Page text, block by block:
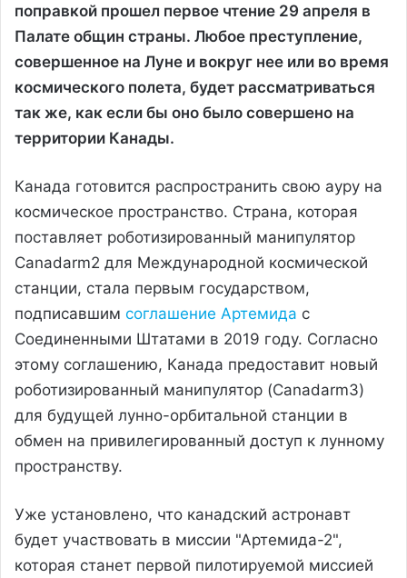
поправкой прошел первое чтение 29 апреля в
Палате общин страны. Любое преступление,
совершенное на Луне и вокруг нее или во время
космического полета, будет рассматриваться
так же, как если бы оно было совершено на
территории Канады.
Канада готовится распространить свою ауру на
космическое пространство. Страна, которая
поставляет роботизированный манипулятор
Canadarm2 для Международной космической
станции, стала первым государством,
подписавшим соглашение Артемида с
Соединенными Штатами в 2019 году. Согласно
этому соглашению, Канада предоставит новый
роботизированный манипулятор (Canadarm3)
для будущей лунно-орбитальной станции в
обмен на привилегированный доступ к лунному
пространству.
Уже установлено, что канадский астронавт
будет участвовать в миссии "Артемида-2",
которая станет первой пилотируемой миссией